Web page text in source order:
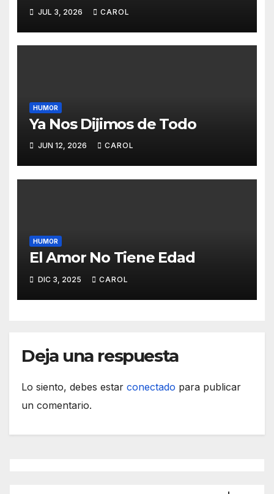
JUL 3, 2026 CAROL
HUMOR
Ya Nos Dijimos de Todo
JUN 12, 2026 CAROL
HUMOR
El Amor No Tiene Edad
DIC 3, 2025 CAROL
Deja una respuesta
Lo siento, debes estar conectado para publicar
un comentario.